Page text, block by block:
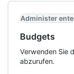
Administer
Budgets
Verwenden Sie
abzurufen.